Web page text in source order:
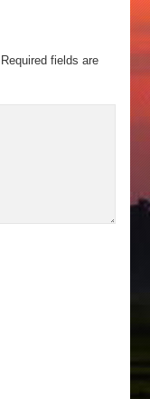
Required fields are